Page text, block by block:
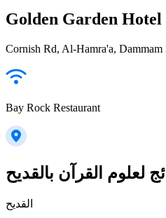
Golden Garden Hotel
Cornish Rd, Al-Hamra'a, Dammam
Bay Rock Restaurant
لعلوم القرآن بالقديح
القديح